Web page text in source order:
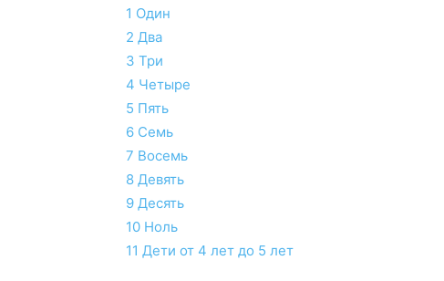
1 Один
2 Два
3 Три
4 Четыре
5 Пять
6 Семь
7 Восемь
8 Девять
9 Десять
10 Ноль
11 Дети от 4 лет до 5 лет